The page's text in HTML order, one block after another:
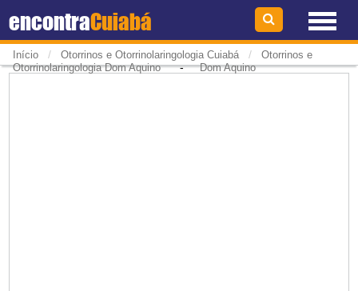
encontraCuiabá
Início / Otorrinos e Otorrinolaringologia Cuiabá / Otorrinos e
Otorrinolaringologia Dom Aquino-Dom Aquino